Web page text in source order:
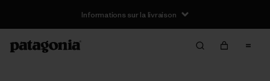
Informations sur la livraison